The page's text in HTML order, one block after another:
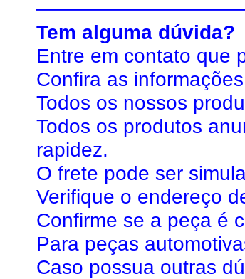
Tem alguma dúvida?
Entre em contato que
Confira as
Todos os nossos
Todos os produtos
rapidez.
O frete pode ser
Verifique o endereço
Confirme se a peça é
Para peças
Caso possua outras